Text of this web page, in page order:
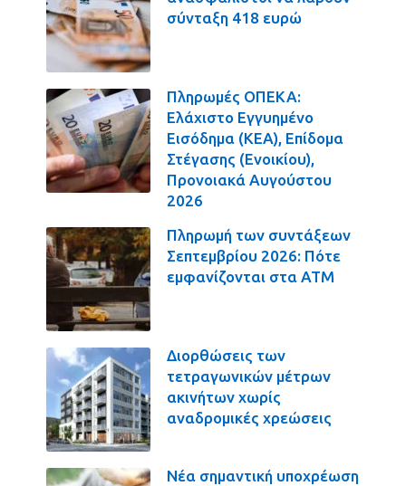
σύνταξη 418 ευρώ
Πληρωμές ΟΠΕΚΑ:
Ελάχιστο Εγγυημένο
Εισόδημα (ΚΕΑ), Επίδομα
Στέγασης (Ενοικίου),
Προνοιακά Αυγούστου
2026
Πληρωμή των συντάξεων
Σεπτεμβρίου 2026: Πότε
εμφανίζονται στα ΑΤΜ
Διορθώσεις των
τετραγωνικών μέτρων
ακινήτων χωρίς
αναδρομικές χρεώσεις
Νέα σημαντική υποχρέωση